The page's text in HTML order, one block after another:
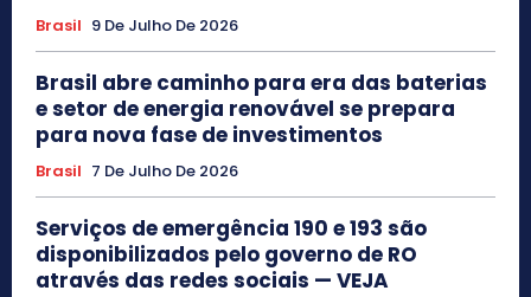
Brasil 9 De Julho De 2026
Brasil abre caminho para era das baterias
e setor de energia renovável se prepara
para nova fase de investimentos
Brasil 7 De Julho De 2026
Serviços de emergência 190 e 193 são
disponibilizados pelo governo de RO
através das redes sociais — VEJA